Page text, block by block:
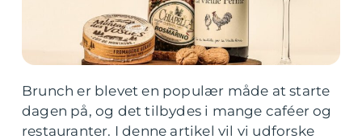
Brunch er blevet en populær måde at starte
dagen på, og det tilbydes i mange caféer og
restauranter. I denne artikel vil vi udforske